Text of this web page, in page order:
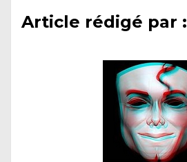
Article rédigé par :